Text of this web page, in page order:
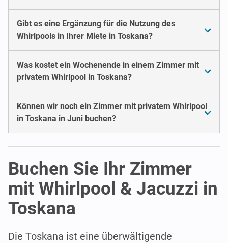
Gibt es eine Ergänzung für die Nutzung des
Whirlpools in Ihrer Miete in Toskana?
Was kostet ein Wochenende in einem Zimmer mit
privatem Whirlpool in Toskana?
Können wir noch ein Zimmer mit privatem Whirlpool
in Toskana in Juni buchen?
Buchen Sie Ihr Zimmer
mit Whirlpool & Jacuzzi in
Toskana
Die Toskana ist eine überwältigende